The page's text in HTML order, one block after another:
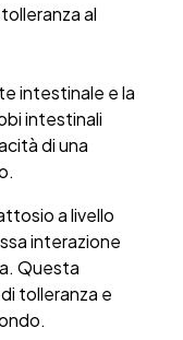
al
intestinale e la
intestinali
di una
a livello
interazione
Questa
tolleranza e